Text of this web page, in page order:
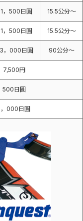
1，500日圓 15.5公分〜
1，500日圓 15.5公分〜
3，000日圓 90公分〜
7,500円
500日圓
，000日圓